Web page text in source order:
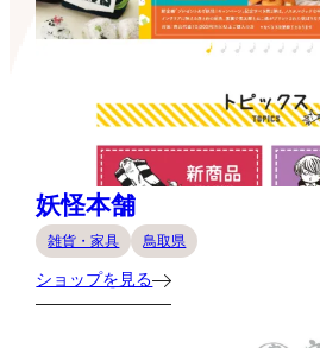
妖怪本舗
雑貨・家具 鳥取県
ショップを見る